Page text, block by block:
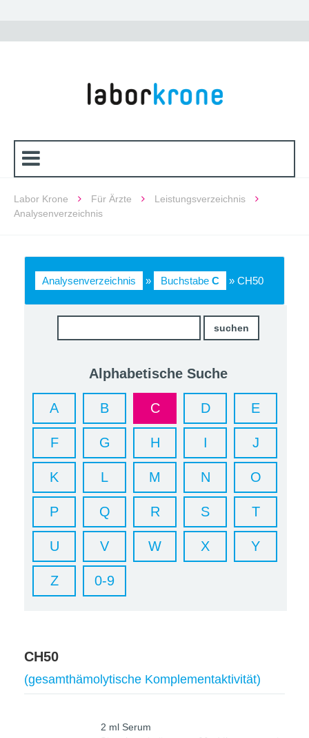
Labor Krone Für Ärzte
Leistungsverzeichnis
Analysenverzeichnis
Analysenverzeichnis » Buchstabe C » CH50
Alphabetische Suche
A B C D E
F G H I J
K L M N O
P Q R S T
U V W X Y
Z 0-9
CH50
(gesamthämolytische Komplementaktivität)
2 ml Serum